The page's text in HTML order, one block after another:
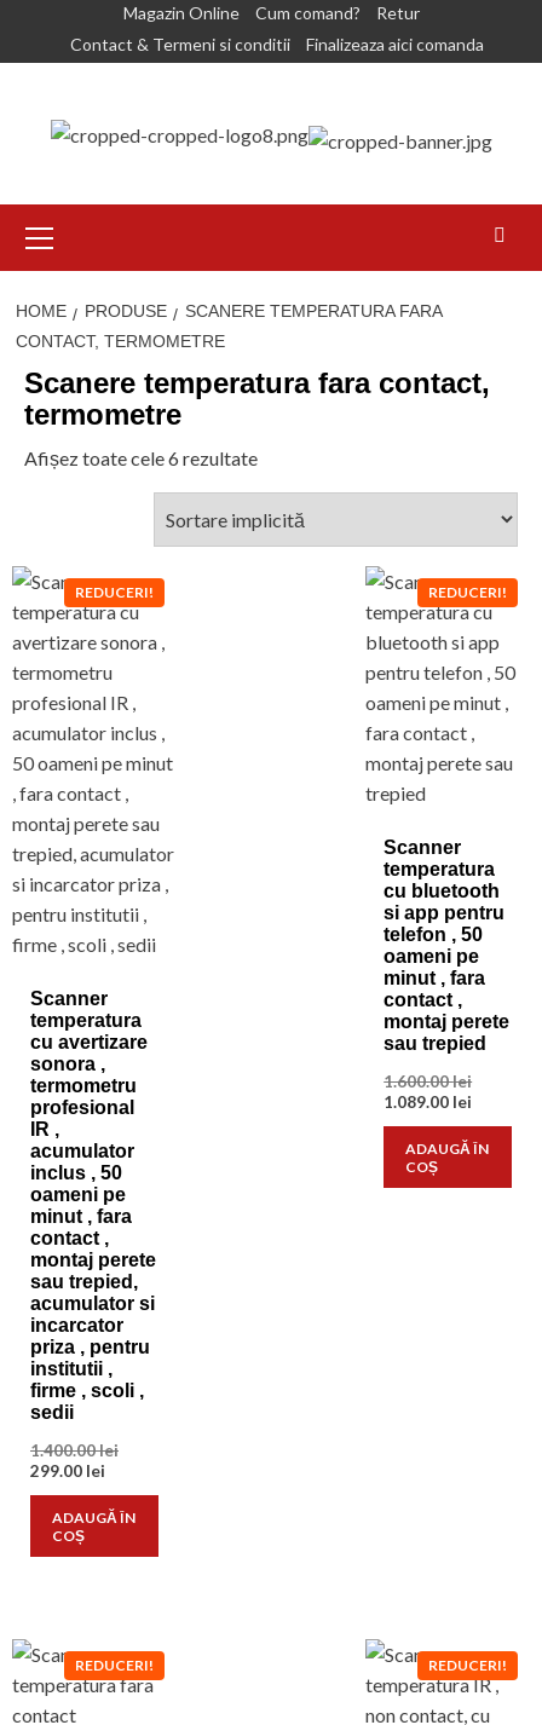
Magazin Online Cum comand?
Retur
Contact & Termeni si conditii
Finalizeaza aici comanda
Menu
HOME PRODUSE
SCANERE TEMPERATURA FARA
CONTACT, TERMOMETRE
Scanere temperatura fara contact,
termometre
Afișez toate cele 6 rezultate
REDUCERI!
Scanner
temperatura
cu avertizare
sonora ,
termometru
profesional
IR ,
acumulator
inclus , 50
oameni pe
minut , fara
contact ,
montaj perete
sau trepied,
acumulator si
incarcator
priza , pentru
institutii ,
firme , scoli ,
sedii
1.400.00leiPrețul
a
fost:
299.00 lei
curent
este:
ADAUGĂ ÎN
COȘ
REDUCERI!
Scanner
temperatura
cu bluetooth
si app pentru
telefon , 50
oameni pe
minut , fara
contact ,
montaj perete
sau trepied
1.600.00leiPrețul
a
fost:
1.089.00 lei
curent
este:
ADAUGĂ ÎN
COȘ
REDUCERI! REDUCERI!